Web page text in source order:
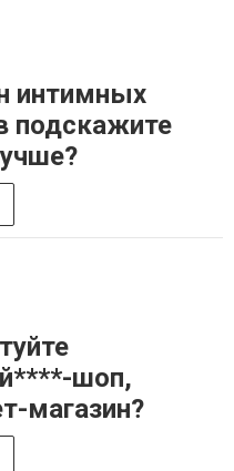
интимных
подскажите
шоп,
магазин?